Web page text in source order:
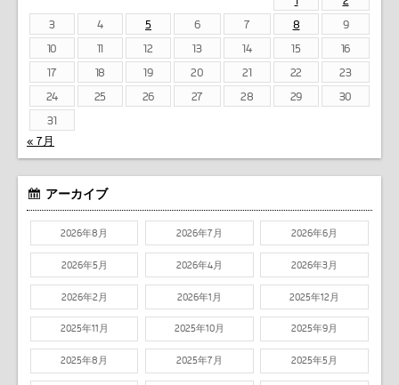
3
4 5 6 7 8
9
10
11 12 13 14 15
16
17
18 19 20 21 22
23
24
25 26 27 28 29
30
31
« 7月
アーカイブ
2026年8月 2026年7月 2026年6月
2026年5月 2026年4月 2026年3月
2026年2月 2026年1月 2025年12月
2025年11月 2025年10月 2025年9月
2025年8月 2025年7月 2025年5月